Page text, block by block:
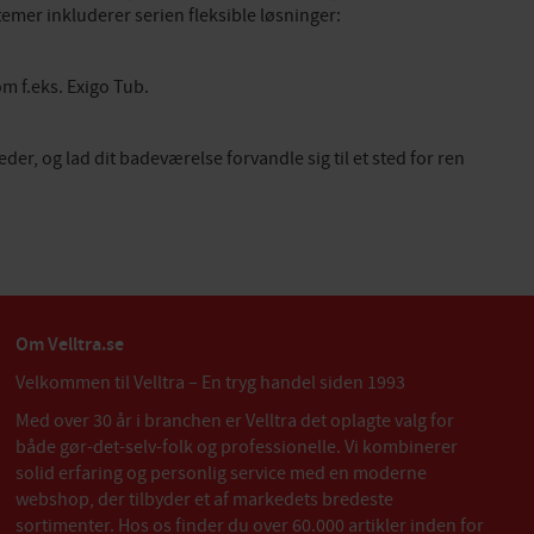
inkluderer serien fleksible løsninger:
f.eks. Exigo Tub.
og lad dit badeværelse forvandle sig til et sted for ren
Om Velltra.se
Velkommen til Velltra – En tryg handel siden 1993
Med over 30 år i branchen er Velltra det oplagte valg for
både gør-det-selv-folk og professionelle. Vi kombinerer
solid erfaring og personlig service med en moderne
webshop, der tilbyder et af markedets bredeste
sortimenter. Hos os finder du over 60.000 artikler inden for